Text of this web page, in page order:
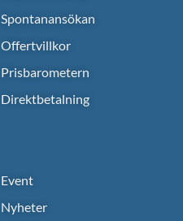
Spontanansökan
Offertvillkor
Prisbarometern
Direktbetalning
Event
Nyheter